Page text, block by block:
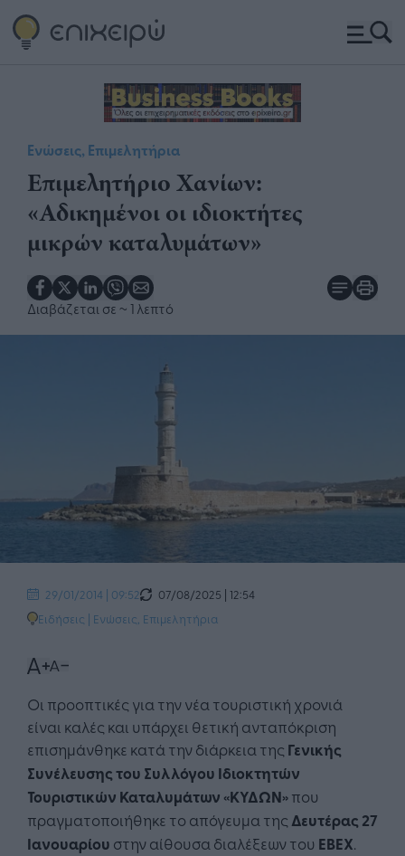
Ενώσεις, Επιμελητήρια
Επιμελητήριο Χανίων:
«Αδικημένοι οι ιδιοκτήτες
μικρών καταλυμάτων»
Διαβάζεται σε ~ 1 λεπτό
29/01/2014 | 09:52
07/08/2025 | 12:54
Ειδήσεις | Ενώσεις, Επιμελητήρια
Οι προοπτικές για την νέα τουριστική χρονιά
είναι καλές και υπάρχει θετική ανταπόκριση
επισημάνθηκε κατά την διάρκεια της Γενικής
Συνέλευσης του Συλλόγου Ιδιοκτητών
Τουριστικών Καταλυμάτων «ΚΥΔΩΝ»που
πραγματοποιήθηκε το απόγευμα της Δευτέρας 27
Ιανουαρίου στην αίθουσα διαλέξεων του ΕΒΕΧ.